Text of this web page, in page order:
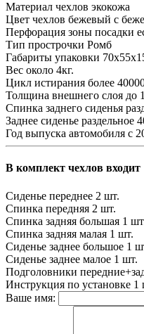
Материал чехлов экокожа
Цвет чехлов бежевый с
Перфорация зоны посадки
Тип прострочки Ромб
Габариты упаковки
Вес около 4кг.
Цикл истирания более
Толщина внешнего слоя до
Спинка заднего сиденья
Заднее сиденье раздельное
Год выпуска автомобиля с
В комплект чехлов входит
Сиденье переднее 2 шт.
Спинка передняя 2 шт.
Спинка задняя большая 1
Спинка задняя малая 1 шт.
Сиденье заднее большое 1
Сиденье заднее малое 1 шт.
Подголовники
Инструкция по установке 1
Ваше имя: